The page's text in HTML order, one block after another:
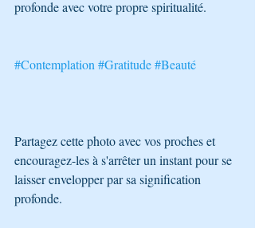
profonde avec votre propre spiritualité.
#Contemplation #Gratitude#Beauté
Partagez cette photo avec vos proches et
encouragez-les à s'arrêter un instant pour se
laisser envelopper par sa signification
profonde.